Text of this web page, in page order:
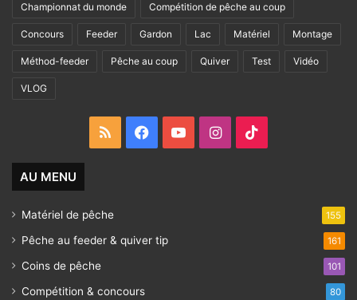
Championnat du monde Compétition de pêche au coup
Concours Feeder Gardon Lac Matériel Montage
Méthod-feeder Pêche au coup Quiver Test Vidéo
VLOG
RSS FacebookYouTubeInstagram
AU MENU
Matériel de pêche 155
Pêche au feeder & quiver tip 161
Coins de pêche 101
Compétition & concours 80